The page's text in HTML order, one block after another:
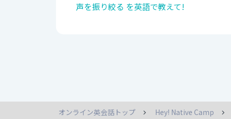
声を振り絞る を英語で教えて!
オンライン英会話トップ Hey! Native Camp